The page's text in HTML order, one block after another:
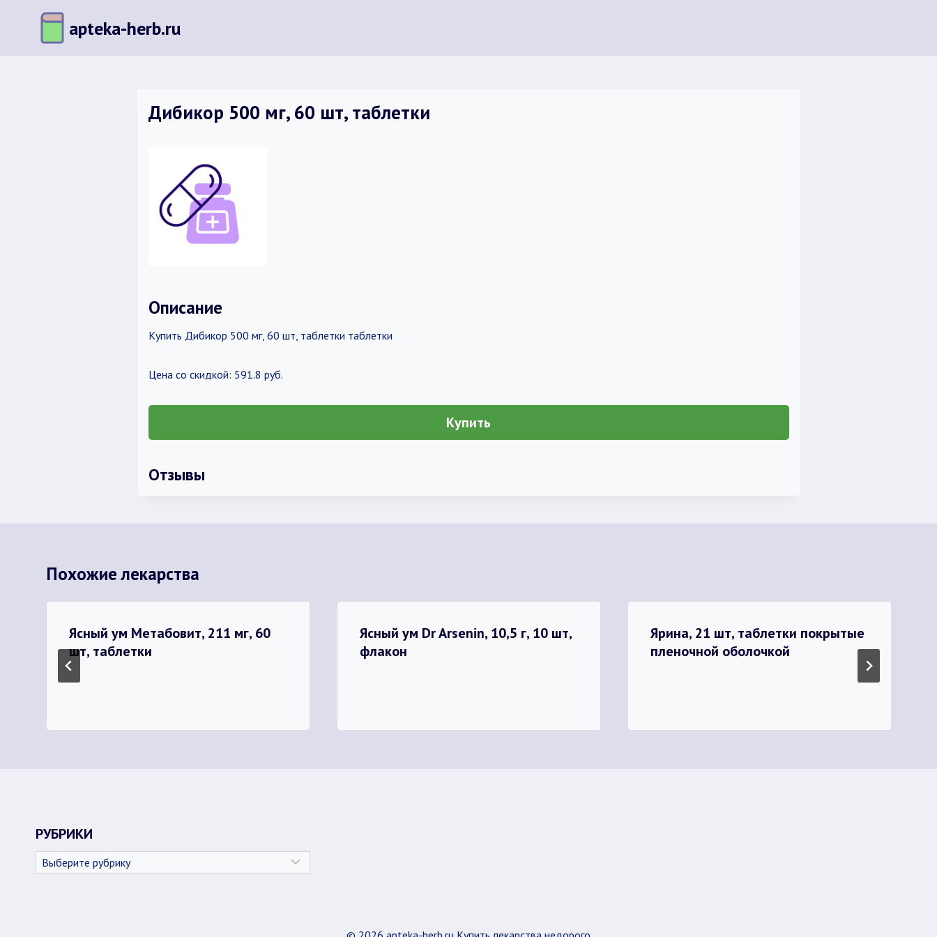
содержимому
apteka-herb.ru
Дибикор 500 мг, 60 шт, таблетки
Описание
Купить Дибикор 500 мг, 60 шт, таблетки таблетки
Цена со скидкой: 591.8 руб.
Купить
Отзывы
Похожие лекарства
Ясный ум Метабовит, 211 мг, 60
шт, таблетки
Ясный ум Dr Arsenin, 10,5 г, 10 шт,
флакон
Ярина, 21 шт, таблетки покрытые
пленочной оболочкой
РУБРИКИ
Рубрики